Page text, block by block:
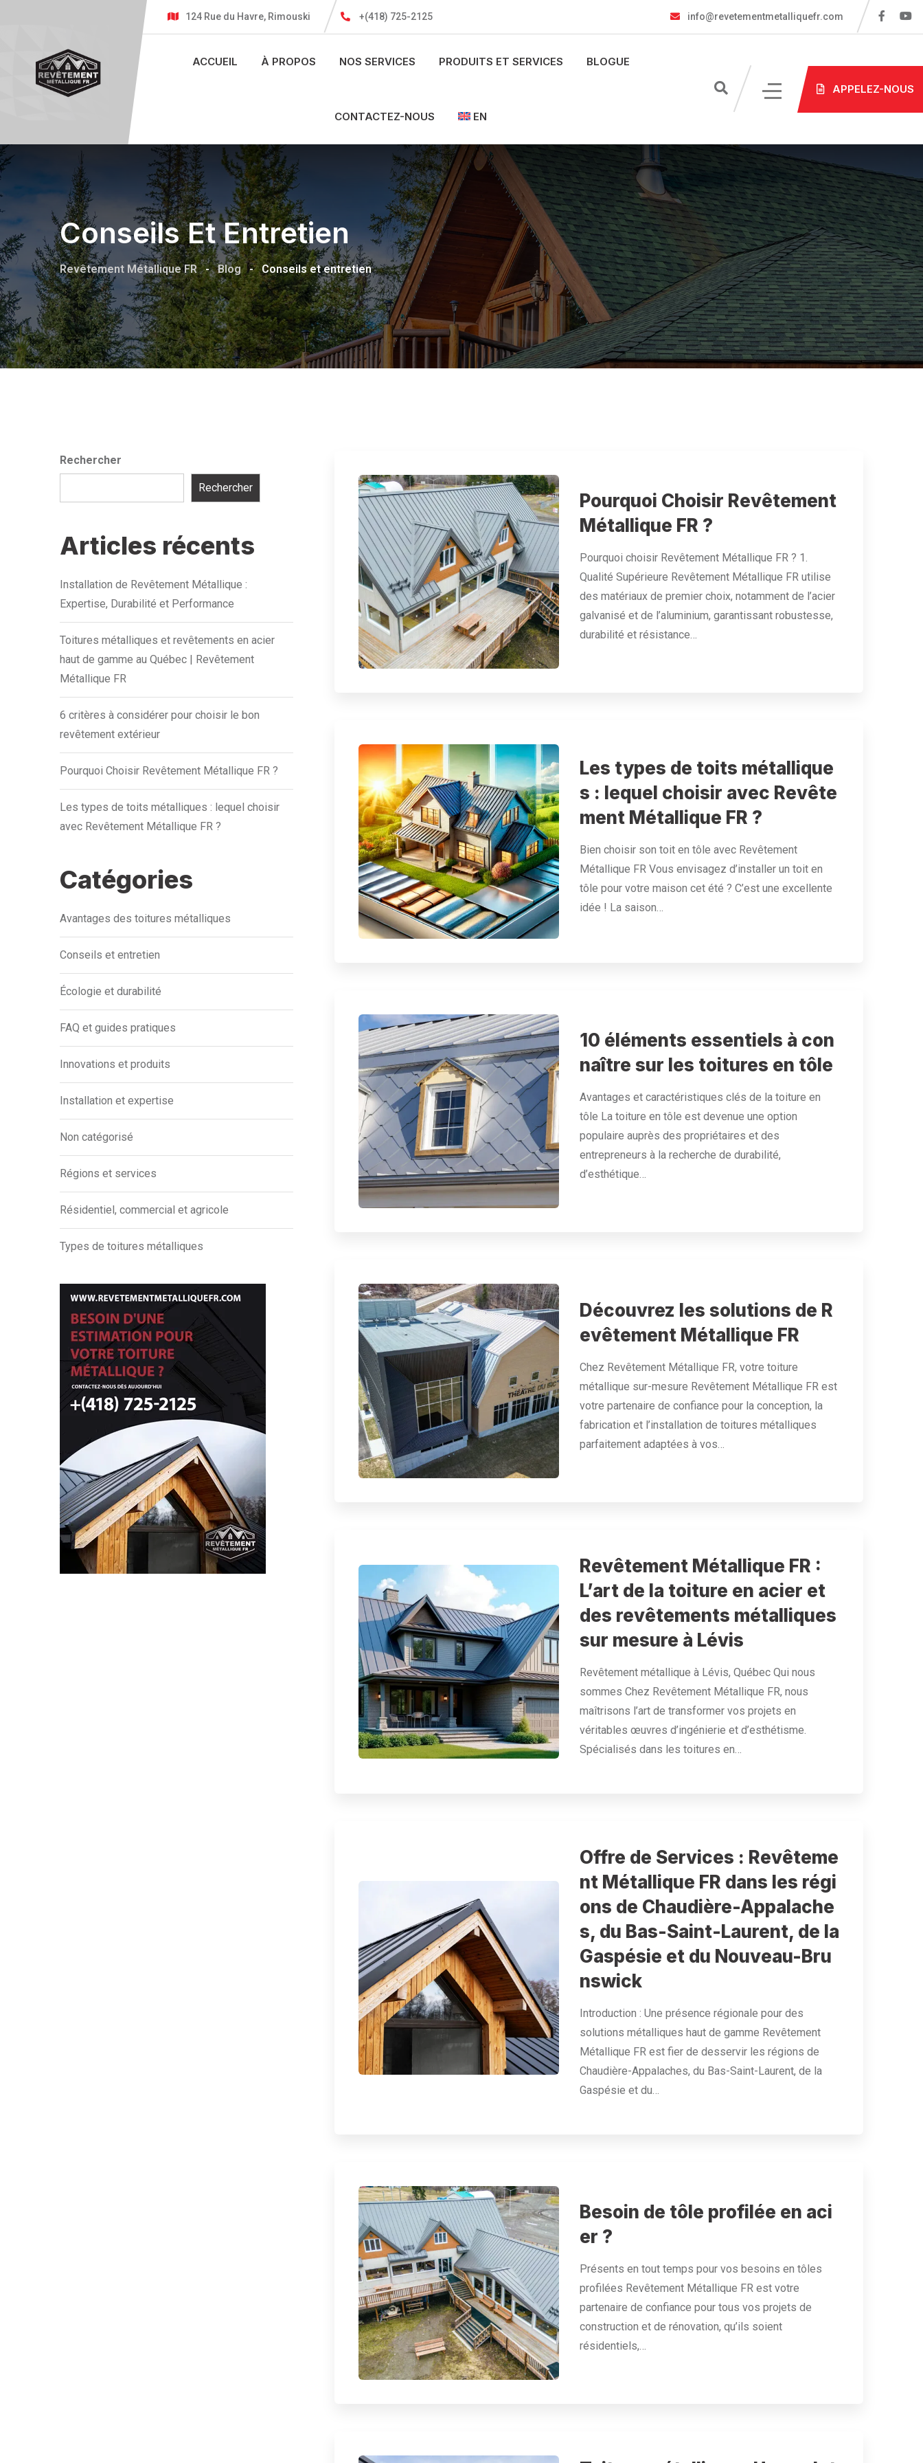
124 Rue du Havre, Rimouski +(418) 725-2125 info@revetementmetalliquefr.com
ACCUEIL À PROPOS NOS SERVICES PRODUITS ET SERVICES BLOGUE
CONTACTEZ-NOUS EN
APPELEZ-NOUS
Conseils Et Entretien
Revêtement Métallique FR - Blog - Conseils et entretien
Rechercher
Rechercher
Articles récents
Installation de Revêtement Métallique :
Expertise, Durabilité et Performance
Toitures métalliques et revêtements en acier
haut de gamme au Québec | Revêtement
Métallique FR
6 critères à considérer pour choisir le bon
revêtement extérieur
Pourquoi Choisir Revêtement Métallique FR ?
Les types de toits métalliques : lequel choisir
avec Revêtement Métallique FR ?
Catégories
Avantages des toitures métalliques
Conseils et entretien
Écologie et durabilité
FAQ et guides pratiques
Innovations et produits
Installation et expertise
Non catégorisé
Régions et services
Résidentiel, commercial et agricole
Types de toitures métalliques
Pourquoi Choisir Revêtement
Métallique FR ?
Pourquoi choisir Revêtement Métallique FR ? 1.
Qualité Supérieure Revêtement Métallique FR utilise
des matériaux de premier choix, notamment de l’acier
galvanisé et de l’aluminium, garantissant robustesse,
durabilité et résistance…
Les types de toits métallique
s : lequel choisir avec Revête
ment Métallique FR ?
Bien choisir son toit en tôle avec Revêtement
Métallique FR Vous envisagez d’installer un toit en
tôle pour votre maison cet été ? C’est une excellente
idée ! La saison…
10 éléments essentiels à con
naître sur les toitures en tôle
Avantages et caractéristiques clés de la toiture en
tôle La toiture en tôle est devenue une option
populaire auprès des propriétaires et des
entrepreneurs à la recherche de durabilité,
d’esthétique…
Découvrez les solutions de R
evêtement Métallique FR
Chez Revêtement Métallique FR, votre toiture
métallique sur-mesure Revêtement Métallique FR est
votre partenaire de confiance pour la conception, la
fabrication et l’installation de toitures métalliques
parfaitement adaptées à vos…
Revêtement Métallique FR :
L’art de la toiture en acier et
des revêtements métalliques
sur mesure à Lévis
Revêtement métallique à Lévis, Québec Qui nous
sommes Chez Revêtement Métallique FR, nous
maîtrisons l’art de transformer vos projets en
véritables œuvres d’ingénierie et d’esthétisme.
Spécialisés dans les toitures en…
Offre de Services : Revêteme
nt Métallique FR dans les régi
ons de Chaudière-Appalache
s, du Bas-Saint-Laurent, de la
Gaspésie et du Nouveau-Bru
nswick
Introduction : Une présence régionale pour des
solutions métalliques haut de gamme Revêtement
Métallique FR est fier de desservir les régions de
Chaudière-Appalaches, du Bas-Saint-Laurent, de la
Gaspésie et du…
Besoin de tôle profilée en aci
er ?
Présents en tout temps pour vos besoins en tôles
profilées Revêtement Métallique FR est votre
partenaire de confiance pour tous vos projets de
construction et de rénovation, qu’ils soient
résidentiels,…